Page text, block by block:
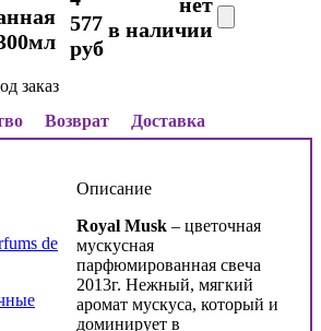
577
руб
в наличии
заказ
Возврат Доставка
de
Описание
Royal Musk – цветочная
мускусная
парфюмированная свеча
2013г. Нежный, мягкий
аромат мускуса, который и
доминирует в